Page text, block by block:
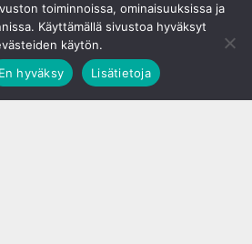
toiminnoissa, ominaisuuksissa ja
Käyttämällä sivustoa hyväksyt
käytön.
En hyväksy Lisätietoja